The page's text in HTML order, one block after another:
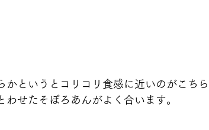
というとコリコリ食感に近いのがこち
せたそぼろあんがよく合います。